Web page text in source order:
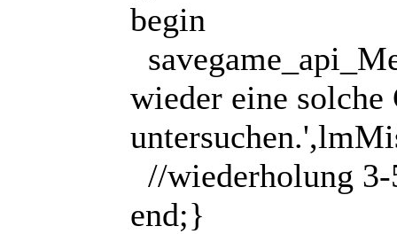
begin
wieder eine solche
//wiederholung 3-
end;}